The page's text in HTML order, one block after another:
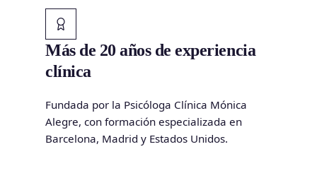
Más de 20 años de experiencia
clínica
Fundada por la Psicóloga Clínica Mónica
Alegre, con formación especializada en
Barcelona, Madrid y Estados Unidos.